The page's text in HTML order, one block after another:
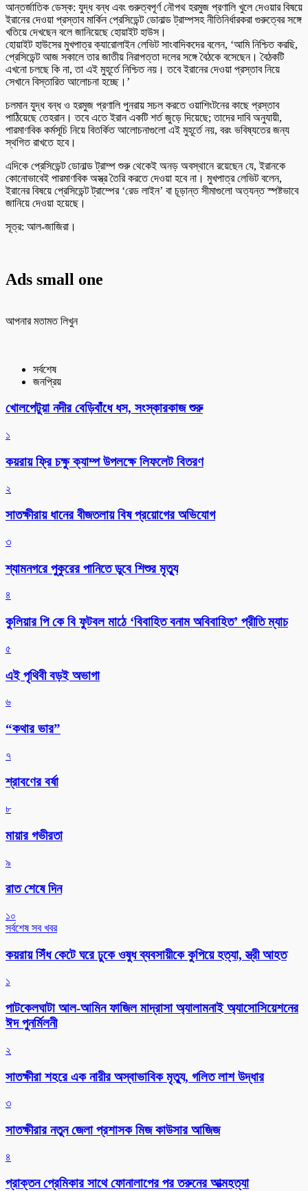
আন্তর্জাতিক ডেস্ক: যুদ্ধ বন্ধ এবং গুরুত্বপূর্ণ নৌপথ হরমুজ প্রণালি খুলে দেওয়ার বিষয়ে
ইরানের দেওয়া প্রস্তাব মার্কিন প্রেসিডেন্ট ডোনাল্ড ট্রাম্পসহ নীতিনির্ধারকরা গুরুত্বের সঙ্গে
খতিয়ে দেখছেন বলে জানিয়েছে হোয়াইট হাউস।
হোয়াইট হাউসের মুখপাত্র ক্যারোলাইন লেভিট সাংবাদিকদের বলেন, ‘আমি নিশ্চিত করছি,
প্রেসিডেন্ট আজ সকালে তার জাতীয় নিরাপত্তা দলের সঙ্গে বৈঠকে বসেছেন। বৈঠকটি
এখনো চলছে কি না, তা এই মুহূর্তে নিশ্চিত নয়। তবে ইরানের দেওয়া প্রস্তাব নিয়ে
সেখানে বিস্তারিত আলোচনা হচ্ছে।’
চলমান যুদ্ধ বন্ধ ও হরমুজ প্রণালি পুনরায় সচল করতে ওয়াশিংটনের কাছে প্রস্তাব
পাঠিয়েছে তেহরান। তবে এতে ইরান একটি শর্ত জুড়ে দিয়েছে; তাদের দাবি অনুযায়ী,
পারমাণবিক কর্মসূচি নিয়ে বিতর্কিত আলোচনাগুলো এই মুহূর্তে নয়, বরং ভবিষ্যতের জন্য
স্থগিত রাখতে হবে।
এদিকে প্রেসিডেন্ট ডোনাল্ড ট্রাম্প শুরু থেকেই অনড় অবস্থানে রয়েছেন যে, ইরানকে
কোনোভাবেই পারমাণবিক অস্ত্র তৈরি করতে দেওয়া হবে না। মুখপাত্র লেভিট বলেন,
ইরানের বিষয়ে প্রেসিডেন্ট ট্রাম্পের ‘রেড লাইন’ বা চূড়ান্ত সীমাগুলো অত্যন্ত স্পষ্টভাবে
জানিয়ে দেওয়া হয়েছে।
সূত্র: আল-জাজিরা।
Ads small one
আপনার মতামত লিখুন
সর্বশেষ
জনপ্রিয়
খোলপেটুয়া নদীর বেড়িবাঁধে ধস, সংস্কারকাজ শুরু
১
কয়রায় ফ্রি চক্ষু ক্যাম্প উপলক্ষে লিফলেট বিতরণ
২
সাতক্ষীরায় ধানের বীজতলায় বিষ প্রয়োগের অভিযোগ
৩
শ্যামনগরে পুকুরের পানিতে ডুবে শিশুর মৃত্যু
৪
কুলিয়ার পি কে বি ফুটবল মাঠে ‘বিবাহিত বনাম অবিবাহিত’ প্রীতি ম্যাচ
৫
এই পৃথিবী বড়ই অভাগা
৬
“কথার ভার”
৭
শ্রাবণের বর্ষা
৮
মায়ার গভীরতা
৯
রাত শেষে দিন
১০
সর্বশেষ সব খবর
কয়রায় সিঁধ কেটে ঘরে ঢুকে ওষুধ ব্যবসায়ীকে কুপিয়ে হত্যা, স্ত্রী আহত
১
পাটকেলঘাটা আল-আমিন ফাজিল মাদ্রাসা অ্যালামনাই অ্যাসোসিয়েশনের
ঈদ পুনর্মিলনী
২
সাতক্ষীরা শহরে এক নারীর অস্বাভাবিক মৃত্যু, গলিত লাশ উদ্ধার
৩
সাতক্ষীরার নতুন জেলা প্রশাসক মিজ কাউসার আজিজ
৪
প্রাক্তন প্রেমিকার সাথে ফোনালাপের পর তরুনের আত্মহত্যা